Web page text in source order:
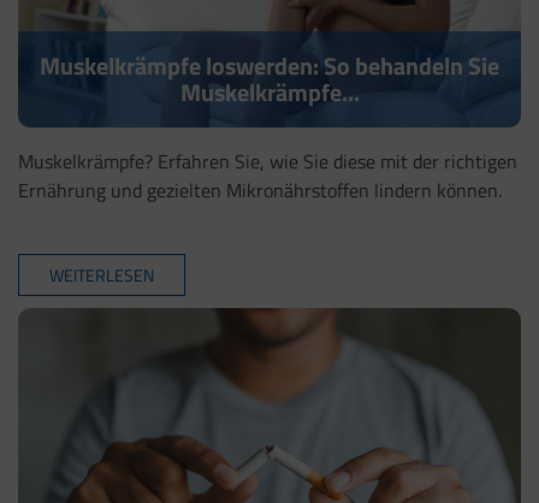
Muskelkrämpfe loswerden: So behandeln Sie
Muskelkrämpfe...
Muskelkrämpfe? Erfahren Sie, wie Sie diese mit der richtigen
Ernährung und gezielten Mikronährstoffen lindern können.
WEITERLESEN